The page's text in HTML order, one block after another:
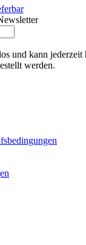
und kann
werden.